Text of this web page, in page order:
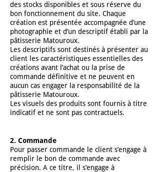
des stocks disponibles et sous réserve du
bon fonctionnement du site. Chaque
création est présentée accompagnée d’une
photographie et d’un descriptif établi par la
pâtisserie Matouroux.
Les descriptifs sont destinés à présenter au
client les caractéristiques essentielles des
créations avant l’achat ou la prise de
commande définitive et ne peuvent en
aucun cas engager la responsabilité de la
pâtisserie Matouroux.
Les visuels des produits sont fournis à titre
indicatif et ne sont pas contractuels.
2. Commande
Pour passer commande le client s’engage à
remplir le bon de commande avec
précision. A ce titre, il s’engage à